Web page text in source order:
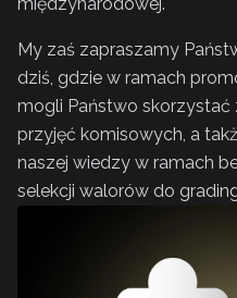
My zaś zapraszamy
dziś, gdzie w ramach
mogli Państwo skorzystać
przyjęć komisowych, a
naszej wiedzy w ramach
selekcji walorów do